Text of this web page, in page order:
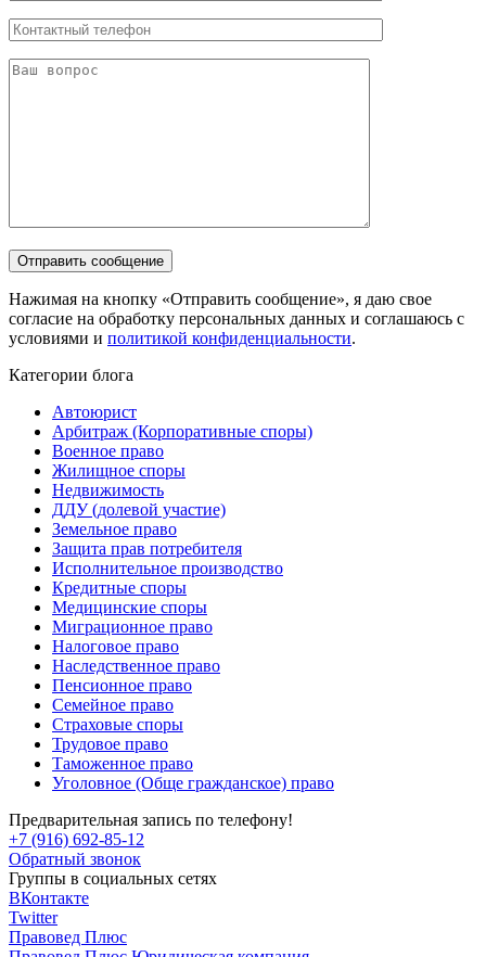
Нажимая на кнопку «Отправить сообщение», я даю свое
согласие на обработку персональных данных и соглашаюсь с
условиями и политикой конфиденциальности.
Категории блога
Автоюрист
Арбитраж (Корпоративные споры)
Военное право
Жилищное споры
Недвижимость
ДДУ (долевой участие)
Земельное право
Защита прав потребителя
Исполнительное производство
Кредитные споры
Медицинские споры
Миграционное право
Налоговое право
Наследственное право
Пенсионное право
Семейное право
Страховые споры
Трудовое право
Таможенное право
Уголовное (Обще гражданское) право
Предварительная запись по телефону!
+7 (916) 692-85-12
Обратный звонок
Группы в социальных сетях
ВКонтакте
Twitter
Правовед Плюс